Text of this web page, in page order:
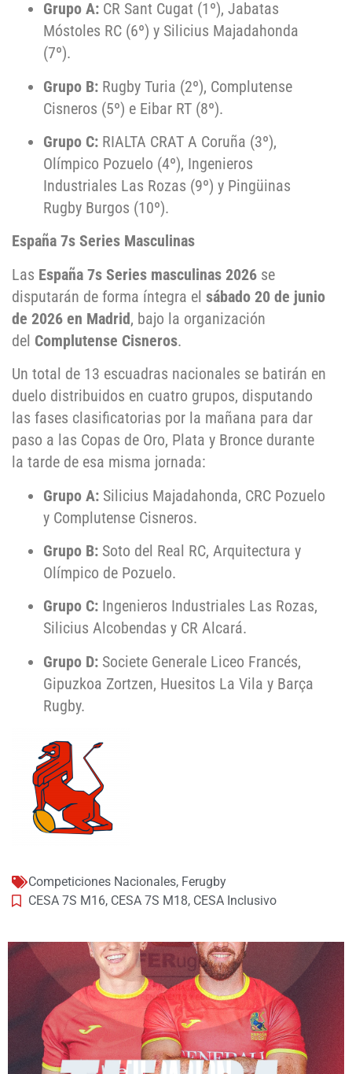
Grupo A: CR Sant Cugat (1º), Jabatas
Móstoles RC (6º) y Silicius Majadahonda
(7º).
Grupo B: Rugby Turia (2º), Complutense
Cisneros (5º) e Eibar RT (8º).
Grupo C: RIALTA CRAT A Coruña (3º),
Olímpico Pozuelo (4º), Ingenieros
Industriales Las Rozas (9º) y Pingüinas
Rugby Burgos (10º).
España 7s Series Masculinas
Las España 7s Series masculinas 2026 se
disputarán de forma íntegra el sábado 20 de junio
de 2026 en Madrid, bajo la organización
del Complutense Cisneros.
Un total de 13 escuadras nacionales se batirán en
duelo distribuidos en cuatro grupos, disputando
las fases clasificatorias por la mañana para dar
paso a las Copas de Oro, Plata y Bronce durante
la tarde de esa misma jornada:
Grupo A: Silicius Majadahonda, CRC Pozuelo
y Complutense Cisneros.
Grupo B: Soto del Real RC, Arquitectura y
Olímpico de Pozuelo.
Grupo C: Ingenieros Industriales Las Rozas,
Silicius Alcobendas y CR Alcará.
Grupo D: Societe Generale Liceo Francés,
Gipuzkoa Zortzen, Huesitos La Vila y Barça
Rugby.
Competiciones Nacionales, Ferugby
CESA 7S M16, CESA 7S M18, CESA Inclusivo